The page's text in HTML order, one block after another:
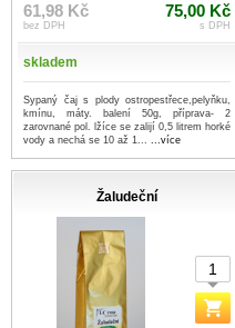
61,98 Kč
bez DPH
75,00 Kč
s DPH
skladem
Sypaný čaj s plody ostropestřece,pelyňku,
kmínu, máty. balení 50g, příprava- 2
zarovnané pol. lžíce se zalijí 0,5 litrem horké
vody a nechá se 10 až 1... ...více
Žaludeční